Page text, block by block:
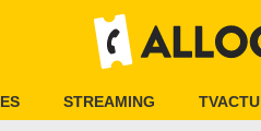
STREAMING TVACTU